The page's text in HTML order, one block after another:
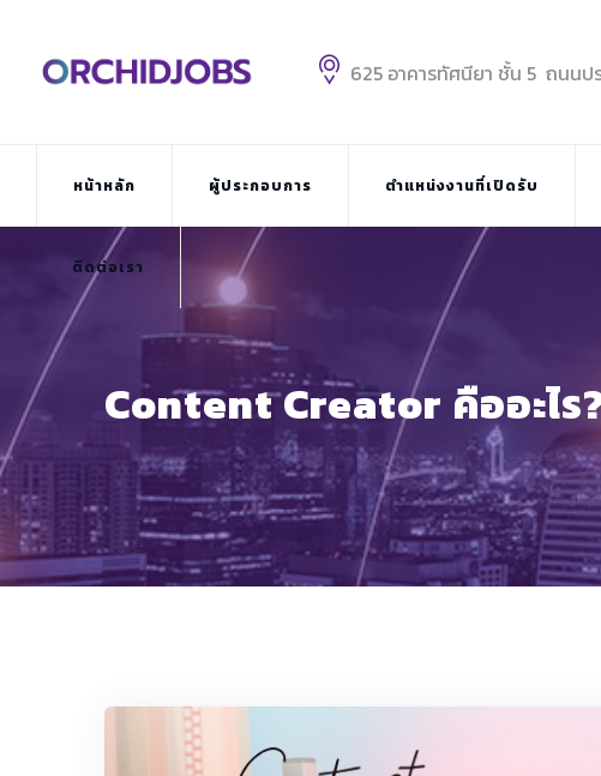
content
625 อาคารทัศนียา ชั้น 5 ถนนป
หน้าหลัก ผู้ประกอบการ ตำแหน่งงานที่เปิดรับ
ติดต่อเรา
Content Creator คืออะไร